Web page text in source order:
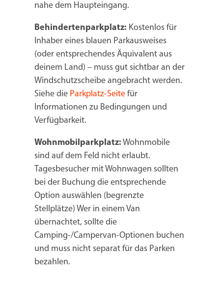
nahe dem Haupteingang.
Behindertenparkplatz: Kostenlos für
Inhaber eines blauen Parkausweises
(oder entsprechendes Äquivalent aus
deinem Land) – muss gut sichtbar an der
Windschutzscheibe angebracht werden.
Siehe die Parkplatz-Seite für
Informationen zu Bedingungen und
Verfügbarkeit.
Wohnmobilparkplatz: Wohnmobile
sind auf dem Feld nicht erlaubt.
Tagesbesucher mit Wohnwagen sollten
bei der Buchung die entsprechende
Option auswählen (begrenzte
Stellplätze) Wer in einem Van
übernachtet, sollte die
Camping-/Campervan-Optionen buchen
und muss nicht separat für das Parken
bezahlen.